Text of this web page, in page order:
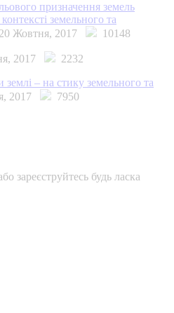
призначення земель
земельного та
20 Жовтня, 2017 10148
2017
2232
– на стику земельного та
2017 7950
зареєструйтесь будь ласка